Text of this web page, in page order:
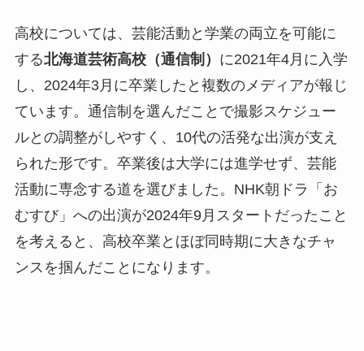
高校については、芸能活動と学業の両立を可能に
する北海道芸術高校（通信制） に2021年4月に入学
し、2024年3月に卒業したと複数のメディアが報じ
ています。通信制を選んだことで撮影スケジュー
ルとの調整がしやすく、10代の活発な出演が支え
られた形です。卒業後は大学には進学せず、芸能
活動に専念する道を選びました。NHK朝ドラ「お
むすび」への出演が2024年9月スタートだったこと
を考えると、高校卒業とほぼ同時期に大きなチャ
ンスを掴んだことになります。